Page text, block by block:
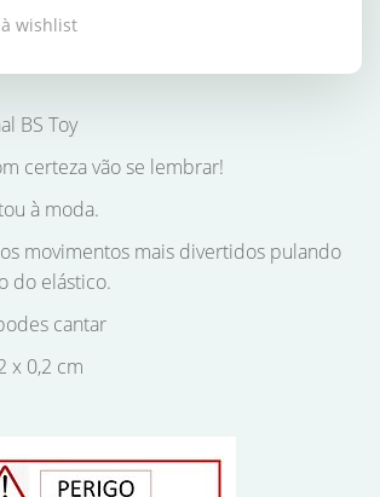
wishlist
BS Toy
certeza vão se lembrar!
à moda.
movimentos mais divertidos pulando
do elástico.
cantar
x 0,2 cm